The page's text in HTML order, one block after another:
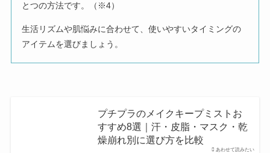
とつの方法です。（※4）
生活リズムや肌悩みに合わせて、使いやすいタイミングの
アイテムを選びましょう。
あわせて読みたい
プチプラのメイクキープミストお
すすめ8選｜汗・皮脂・マスク・乾
燥崩れ別に選び方を比較